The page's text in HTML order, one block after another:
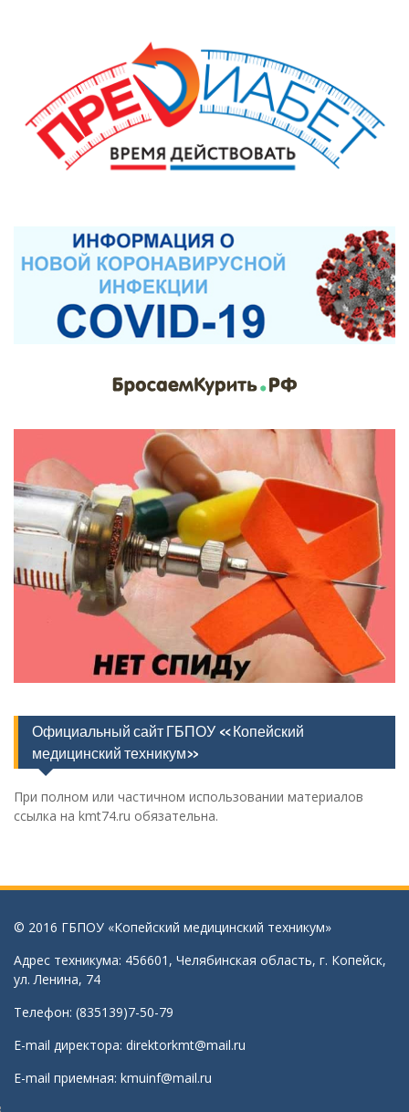
Официальный сайт ГБПОУ «Копейский
медицинский техникум»
При полном или частичном использовании материалов
ссылка на kmt74.ru обязательна.
© 2016 ГБПОУ «Копейский медицинский техникум»
Адрес техникума: 456601, Челябинская область, г. Копейск,
ул. Ленина, 74
Телефон: (835139)7-50-79
E-mail директора: direktorkmt@mail.ru
E-mail приемная: kmuinf@mail.ru